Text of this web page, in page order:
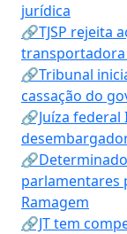
jurídica
🔗TJSP rejeita
🔗Tribunal
cassação do
🔗Juíza federal
parlamentares
Ramagem
🔗JT tem